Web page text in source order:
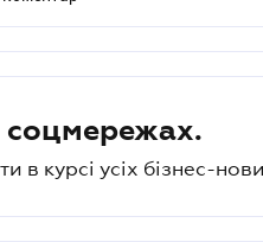
соцмережах.
в курсі усіх бізнес-